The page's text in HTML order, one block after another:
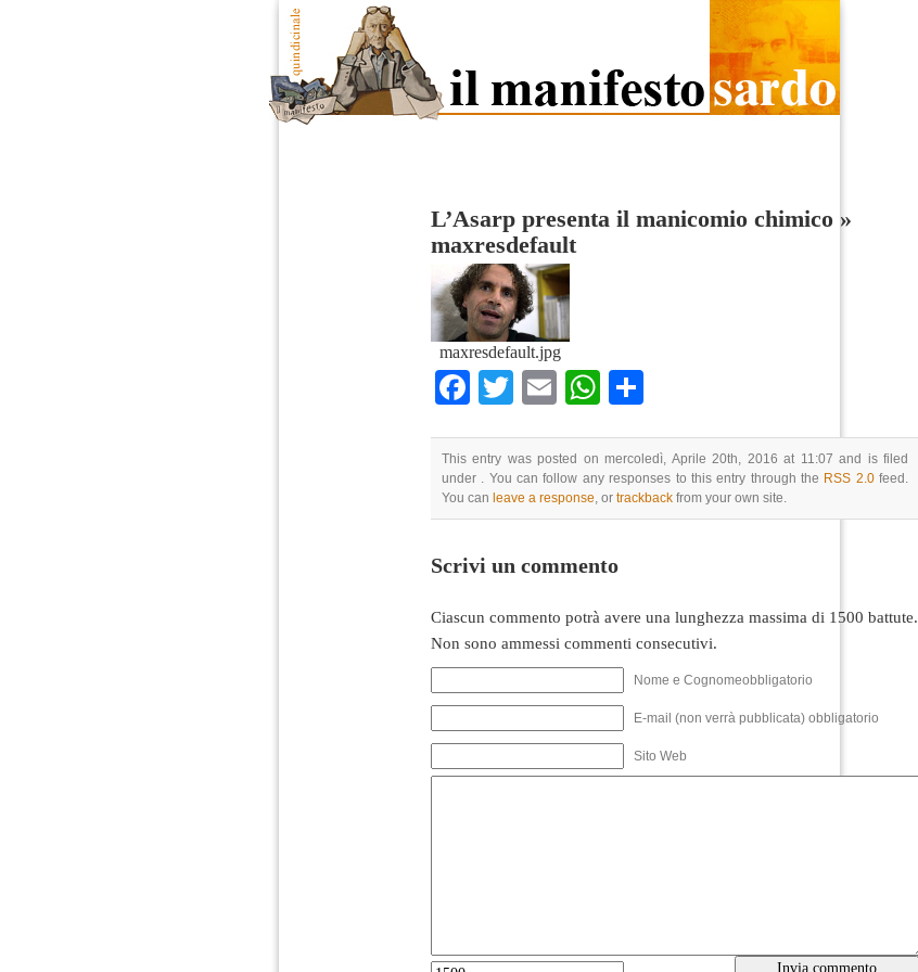
L’Asarp presenta il manicomio chimico »
maxresdefault
maxresdefault.jpg
Facebook
TwitterEmailWhatsApp
This entry was posted on mercoledì, Aprile 20th, 2016 at 11:07 and is filed
under . You can follow any responses to this entry through the RSS 2.0feed.
You can leave a response, or trackback from your own site.
Scrivi un commento
Ciascun commento potrà avere una lunghezza massima di 1500 battute.
Non sono ammessi commenti consecutivi.
Nome e Cognomeobbligatorio
E-mail (non verrà pubblicata) obbligatorio
Sito Web